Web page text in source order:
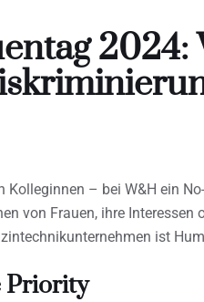
Kolleginnen – bei W&H ein
von Frauen, ihre
ist
Priority